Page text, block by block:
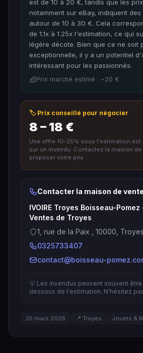
est de 10 à 20 €, tandis que les
notamment sur eBay, indiquent
autour de 10 à 30 €. Cela
de 1.1x à 1.25x l'estimation, ce qui
légère décote. Bien que ce ne soit
exceptionnelle, il y a un potentiel
intéressant pour les passionnés.
Prix marché estimé : ~20 €
🏷️ Prix conseillé pour négocier
8 – 18 €
Une offre 10–25% sous l'estimation
sur un invendu. Contactez la maison
proposer votre prix.
Contacter la maison de vente
IVOIRE Troyes Boisseau-
Ventes de Troyes
1, rue de la Paix , 10000, Troyes
0325733407
contact@boisseau-
💡 Les invendus peuvent souvent
dessous de l'estimation. N'hésitez
25 mars 2026 📍 Troyes Jouets &